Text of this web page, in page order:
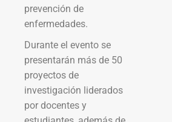
prevención de
enfermedades.
Durante el evento se
presentarán más de 50
proyectos de
investigación liderados
por docentes y